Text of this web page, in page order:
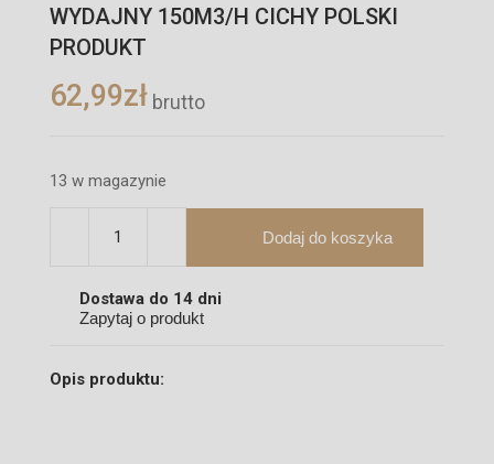
WYDAJNY 150M3/H CICHY POLSKI
PRODUKT
62,99zł brutto
13 w magazynie
Dodaj do koszyka
Dostawa do 14 dni
Zapytaj o produkt
Opis produktu: